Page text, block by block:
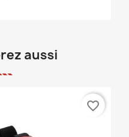
aussi
favorite_border